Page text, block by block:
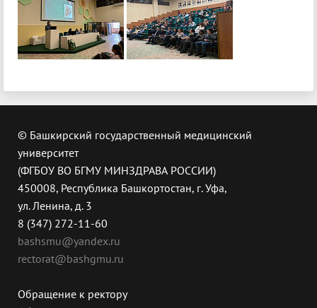
© Башкирский государственный медицинский
университет
(ФГБОУ ВО БГМУ МИНЗДРАВА РОССИИ)
450008, Республика Башкортостан, г. Уфа,
ул. Ленина, д. 3
8 (347) 272-11-60
bashsmu@yandex.ru
rectorat@bashgmu.ru
Обращение к ректору